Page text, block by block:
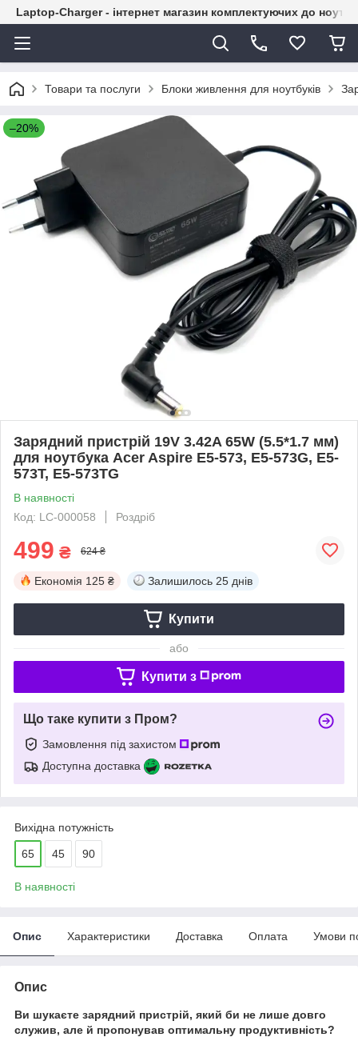
Laptop-Charger - інтернет магазин комплектуючих до
Товари та послуги Блоки живлення для ноутбуків
–20%
Зарядний пристрій 19V 3.42A 65W (5.5*1.7 мм)
для ноутбука Acer Aspire E5-573, E5-573G, E5-
573T, E5-573TG
В наявності
Код: LC-000058
Роздріб
499 ₴ 624 ₴
Економія 125 ₴ Залишилось 25 днів
Купити
або
Купити з
Що таке купити з Пром?
Замовлення під захистом
Доступна доставка
Вихідна потужність
65 45 90
В наявності
Опис Характеристики Доставка Оплата Умови
Опис
Ви шукаєте зарядний пристрій, який би не лише довго
служив, але й пропонував оптимальну продуктивність?